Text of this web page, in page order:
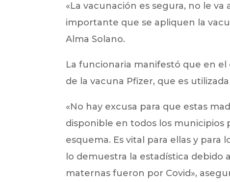
«La vacunación es segura, no le
importante que se apliquen la
Alma Solano.
La funcionaria manifestó que en
de la vacuna Pfizer, que es
«No hay excusa para que estas
disponible en todos los municipios
esquema. Es vital para ellas y para
lo demuestra la estadística debido
maternas fueron por Covid»,